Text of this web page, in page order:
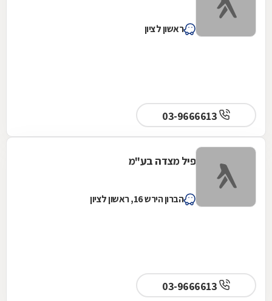
ראשון לציון
פיל מצדה בע"מ
הברון הירש 16, ראשון לציון